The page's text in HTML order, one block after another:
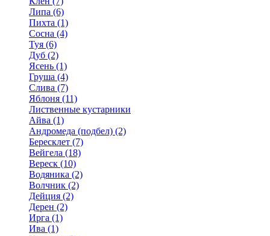
Липа (6)
Пихта (1)
Сосна (4)
Туя (6)
Дуб (2)
Ясень (1)
Груша (4)
Слива (7)
Яблоня (11)
Лиственные кустарники
Айва (1)
Андромеда (подбел) (2)
Бересклет (7)
Вейгела (18)
Вереск (10)
Водяника (2)
Волчник (2)
Дейция (2)
Дерен (2)
Ирга (1)
Ива (1)